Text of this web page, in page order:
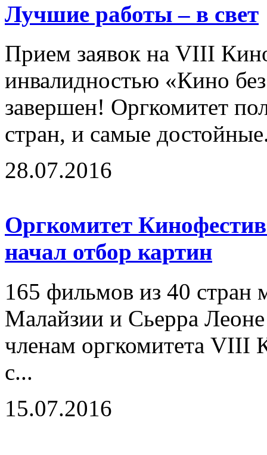
Лучшие работы – в свет
Прием заявок на VIII
инвалидностью «Кино
завершен! Оргкомитет
стран, и самые
28.07.2016
Оргкомитет
начал отбор картин
165 фильмов из 40 стран
Малайзии и Сьерра
членам оргкомитета VIII
с...
15.07.2016